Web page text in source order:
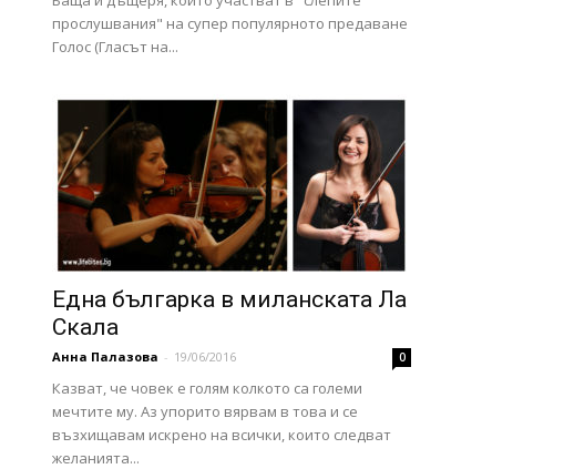
прослушвания" на супер популярното предаване
Голос (Гласът на...
Една българка в миланската Ла
Скала
Анна Палазова - 19/06/2016 0
Казват, че човек е голям колкото са големи
мечтите му. Аз упорито вярвам в това и се
възхищавам искрено на всички, които следват
желанията...